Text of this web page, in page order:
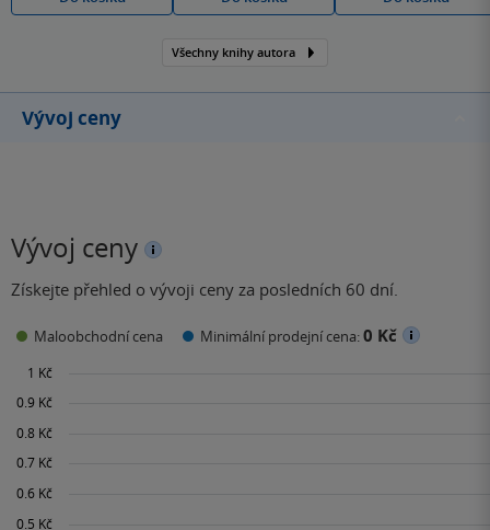
Všechny knihy autora
Vývoj ceny
Vývoj ceny
Získejte přehled o vývoji ceny za posledních 60 dní.
Maloobchodní cena Minimální prodejní cena:0 Kč